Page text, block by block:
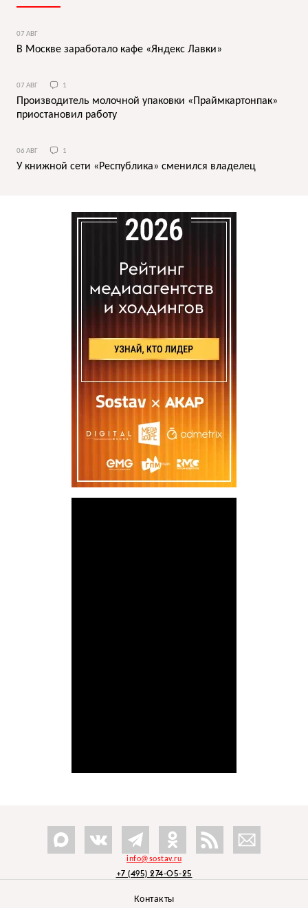
07 АВГ
В Москве заработало кафе «Яндекс Лавки»
07 АВГ 1
Производитель молочной упаковки «Праймкартонпак»
приостановил работу
06 АВГ 1
У книжной сети «Республика» сменился владелец
info@sostav.ru
+7 (495) 274-05-25
Контакты